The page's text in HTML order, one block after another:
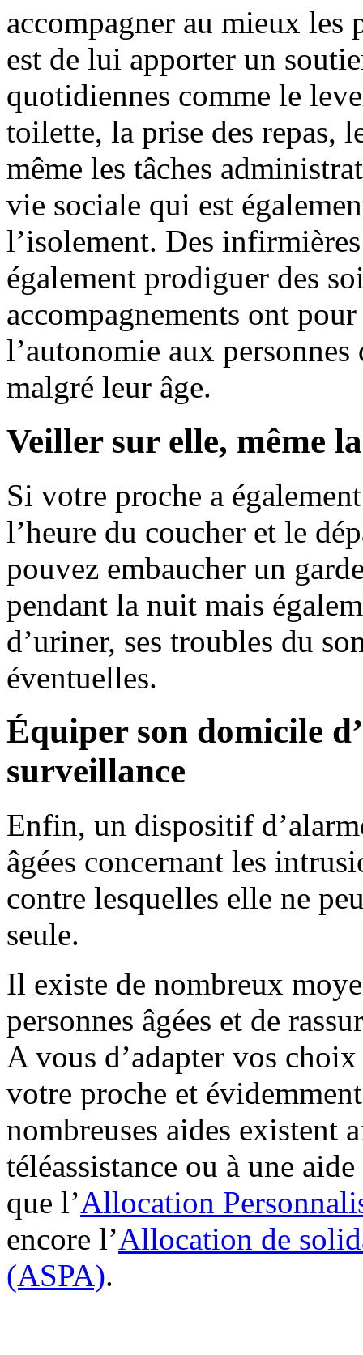
accompagner au mieux les
est de lui apporter un
quotidiennes comme le
toilette, la prise des repas,
même les tâches
vie sociale qui est
l’isolement. Des
également prodiguer des
accompagnements ont
l’autonomie aux
malgré leur âge.
Veiller sur elle, même
Si votre proche a
l’heure du coucher et le
pouvez embaucher un
pendant la nuit mais
d’uriner, ses troubles du
éventuelles.
Équiper son domicile
surveillance
Enfin, un dispositif
âgées concernant les
contre lesquelles elle ne
seule.
Il existe de nombreux
personnes âgées et de
A vous d’adapter vos
votre proche et
nombreuses aides existent
téléassistance ou à une
que l’Allocation
encore l’Allocation de
(ASPA).